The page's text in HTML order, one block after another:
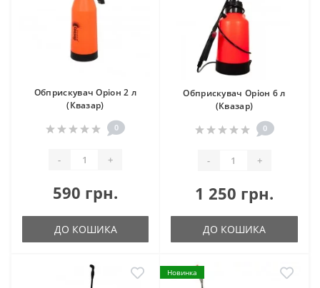
Обприскувач Оріон 2 л
(Квазар)
0
- +
590 грн.
ДО КОШИКА
Обприскувач Оріон 6 л
(Квазар)
0
- +
1 250 грн.
ДО КОШИКА
Новинка